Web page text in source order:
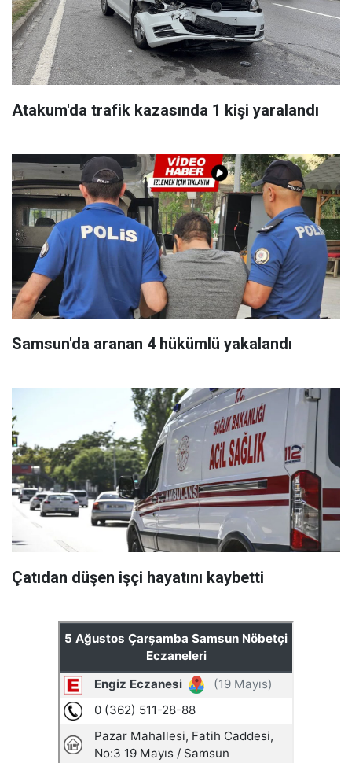
Atakum'da trafik kazasında 1 kişi yaralandı
Samsun'da aranan 4 hükümlü yakalandı
Çatıdan düşen işçi hayatını kaybetti